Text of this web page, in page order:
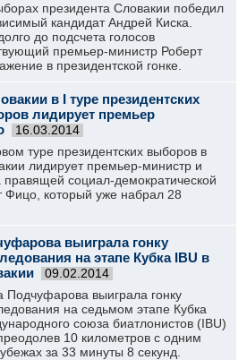
президента Словакии победил
кандидат Андрей Киска.
до подсчета голосов
премьер-министр Роберт
в президентской гонке.
в I туре президентских
лидирует премьер
16.03.2014
туре президентских выборов в
лидирует премьер-министр и
правящей социал-демократической
Фицо, который уже набрал 28
выиграла гонку
на этапе Кубка IBU в
09.02.2014
Подчуфарова выиграла гонку
на седьмом этапе Кубка
союза биатлонистов (IBU)
10 километров с одним
за 33 минуты 8 секунд.